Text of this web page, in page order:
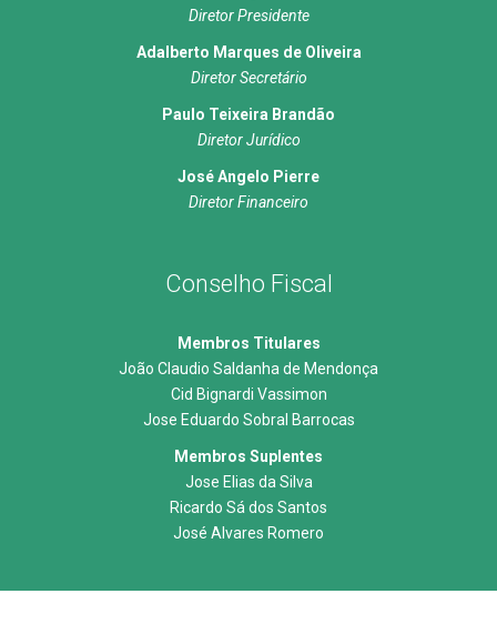
Diretor Presidente
Adalberto Marques de Oliveira
Diretor Secretário
Paulo Teixeira Brandão
Diretor Jurídico
José Angelo Pierre
Diretor Financeiro
Conselho Fiscal
Membros Titulares
João Claudio Saldanha de Mendonça
Cid Bignardi Vassimon
Jose Eduardo Sobral Barrocas
Membros Suplentes
Jose Elias da Silva
Ricardo Sá dos Santos
José Alvares Romero